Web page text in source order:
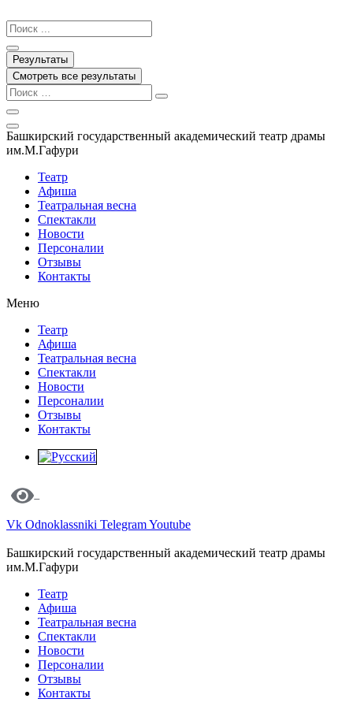
к
содержимому
Search
...
Результаты
Смотреть все результаты
Башкирский государственный академический театр драмы
им.М.Гафури
Театр
Афиша
Театральная весна
Спектакли
Новости
Персоналии
Отзывы
Контакты
Меню
Театр
Афиша
Театральная весна
Спектакли
Новости
Персоналии
Отзывы
Контакты
Vk Odnoklassniki TelegramYoutube
Башкирский государственный академический театр драмы
им.М.Гафури
Театр
Афиша
Театральная весна
Спектакли
Новости
Персоналии
Отзывы
Контакты